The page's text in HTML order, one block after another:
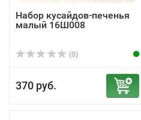
Набор кусайдов-печенья
малый 16Ш008
(0)
370 руб.